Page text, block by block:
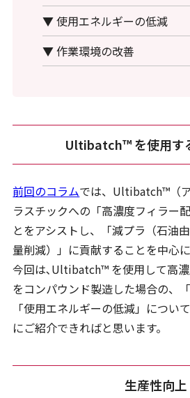
▼ 使用エネルギーの低減
▼ 作業環境の改善
Ultibatch™ を使用す
前回のコラムでは、Ultibatch™（
ラスチックへの「高濃度フィラー
とをアシストし、「減プラ（石油
量削減）」に貢献することを中心
今回は､Ultibatch™ を使用して高
をコンパウンド製造した場合の、
「使用エネルギーの低減」につい
にご紹介できればと思います。
生産性向上